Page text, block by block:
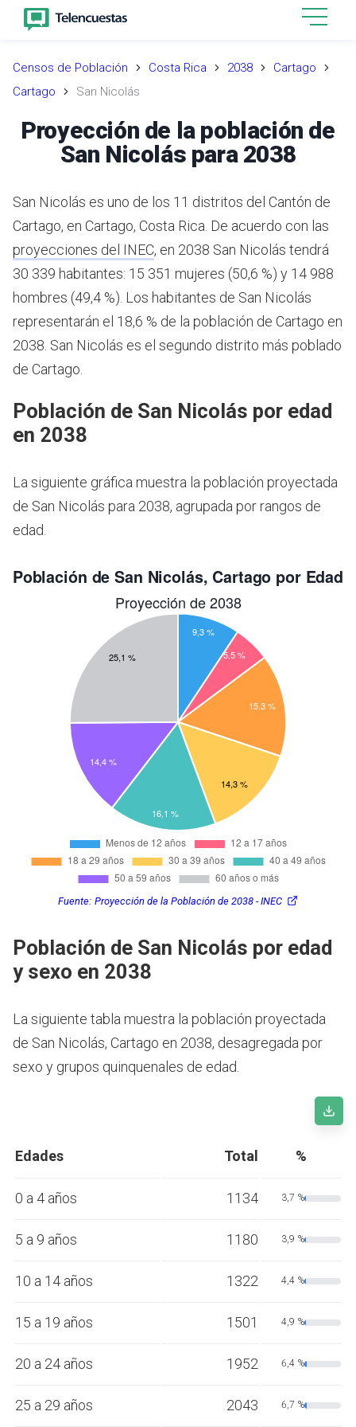
Censos de Población Costa Rica 2038
Cartago
Cartago
San Nicolás
Proyección de la población de
San Nicolás para 2038
San Nicolás es uno de los 11 distritos del Cantón de
Cartago, en Cartago, Costa Rica. De acuerdo con las
proyecciones del INEC, en 2038 San Nicolás tendrá
30 339 habitantes: 15 351 mujeres (50,6 %) y 14 988
hombres (49,4 %). Los habitantes de San Nicolás
representarán el 18,6 % de la población de Cartago en
2038. San Nicolás es el segundo distrito más poblado
de Cartago.
Población de San Nicolás por edad
en 2038
La siguiente gráfica muestra la población proyectada
de San Nicolás para 2038, agrupada por rangos de
edad.
Fuente: Proyección de la Población de 2038 - INEC
Población de San Nicolás por edad
y sexo en 2038
La siguiente tabla muestra la población proyectada
de San Nicolás, Cartago en 2038, desagregada por
sexo y grupos quinquenales de edad.
Edades Total %
0 a 4 años 1134 3,7 %
5 a 9 años 1180 3,9 %
10 a 14 años 1322 4,4 %
15 a 19 años 1501 4,9 %
20 a 24 años 1952 6,4 %
25 a 29 años 2043 6,7 %